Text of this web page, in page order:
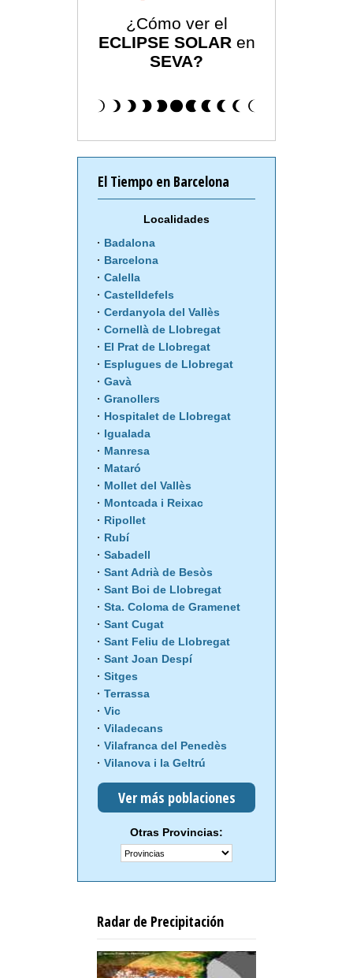
¿Cómo ver el
ECLIPSE SOLAR en
SEVA?
El Tiempo en Barcelona
Localidades
Badalona
Barcelona
Calella
Castelldefels
Cerdanyola del Vallès
Cornellà de Llobregat
El Prat de Llobregat
Esplugues de Llobregat
Gavà
Granollers
Hospitalet de Llobregat
Igualada
Manresa
Mataró
Mollet del Vallès
Montcada i Reixac
Ripollet
Rubí
Sabadell
Sant Adrià de Besòs
Sant Boi de Llobregat
Sta. Coloma de Gramenet
Sant Cugat
Sant Feliu de Llobregat
Sant Joan Despí
Sitges
Terrassa
Vic
Viladecans
Vilafranca del Penedès
Vilanova i la Geltrú
Ver más poblaciones
Otras Provincias:
Radar de Precipitación